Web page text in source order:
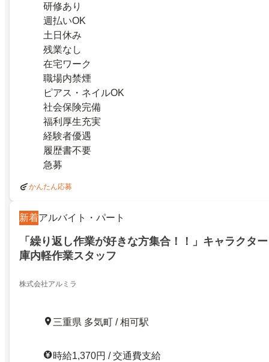
研修あり
週払いOK
土日休み
残業なし
在宅ワーク
職場内禁煙
ピアス・ネイルOK
社会保険完備
福利厚生充実
経験者優遇
履歴書不要
急募
かんたん応募
新着アルバイト・パート
「繰り返し作業が好きな方集合！！」キャラクタ
庫内軽作業スタッフ
株式会社アルミラ
三重県 多気町 / 相可駅
時給1,370円 / 交通費支給